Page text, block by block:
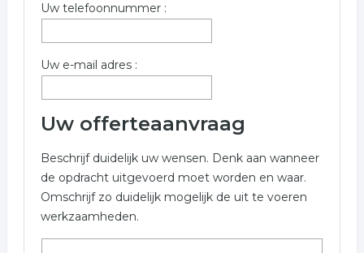
reparatie reparatie bedrijf
witgoed reparatie
Uw telefoonnummer :
Uw e-mail adres :
Uw offerteaanvraag
Beschrijf duidelijk uw wensen. Denk aan wanneer
de opdracht uitgevoerd moet worden en waar.
Omschrijf zo duidelijk mogelijk de uit te voeren
werkzaamheden.